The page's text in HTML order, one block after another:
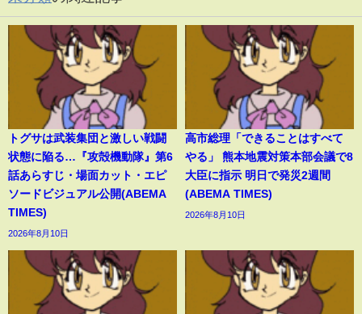
トグサは武装集団と激しい戦闘
状態に陥る…『攻殻機動隊』第6
話あらすじ・場面カット・エピ
ソードビジュアル公開(ABEMA
TIMES)
2026年8月10日
高市総理「できることはすべて
やる」 熊本地震対策本部会議で8
大臣に指示 明日で発災2週間
(ABEMA TIMES)
2026年8月10日